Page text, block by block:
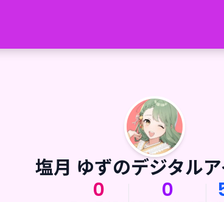
塩月 ゆずのデジタル
0
0